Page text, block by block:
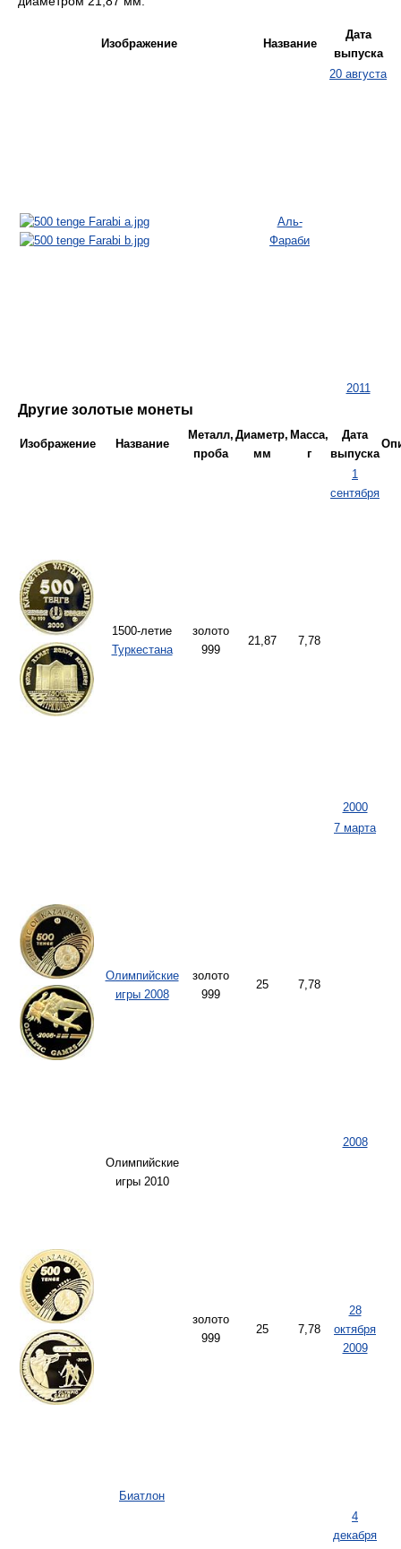
Изображение Название
Дата
выпуска
Аль-
Фараби
20 августа
2011
Другие золотые монеты
Изображение Название
Металл,
проба
Диаметр,
мм
Масса,
г
Дата
выпуска
1500-летие
Туркестана
золото
999
21,87 7,78
1
сентября
2000
Олимпийские
игры 2008
золото
999
25 7,78
7 марта
2008
Олимпийские
игры 2010
Биатлон
золото
999
25 7,78
28
октября
2009
4
декабря